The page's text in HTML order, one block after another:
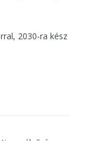
2030-ra kész